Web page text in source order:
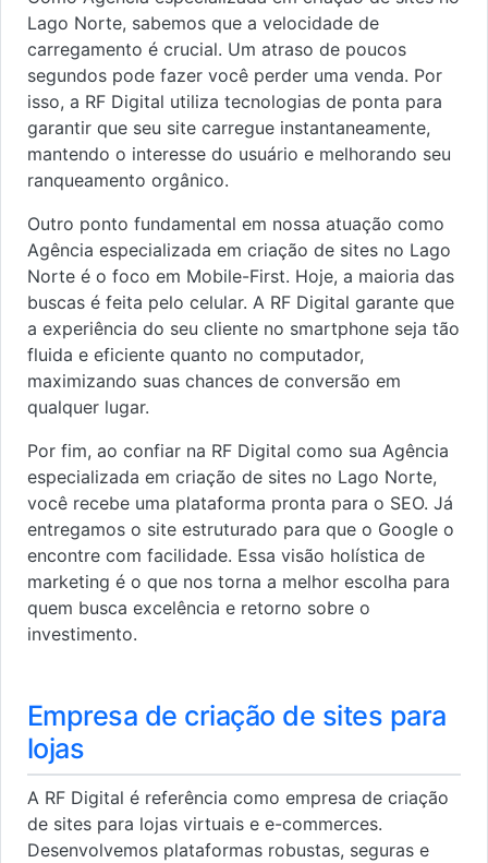
Lago Norte, sabemos que a velocidade de
carregamento é crucial. Um atraso de poucos
segundos pode fazer você perder uma venda. Por
isso, a RF Digital utiliza tecnologias de ponta para
garantir que seu site carregue instantaneamente,
mantendo o interesse do usuário e melhorando seu
ranqueamento orgânico.
Outro ponto fundamental em nossa atuação como
Agência especializada em criação de sites no Lago
Norte é o foco em Mobile-First. Hoje, a maioria das
buscas é feita pelo celular. A RF Digital garante que
a experiência do seu cliente no smartphone seja tão
fluida e eficiente quanto no computador,
maximizando suas chances de conversão em
qualquer lugar.
Por fim, ao confiar na RF Digital como sua Agência
especializada em criação de sites no Lago Norte,
você recebe uma plataforma pronta para o SEO. Já
entregamos o site estruturado para que o Google o
encontre com facilidade. Essa visão holística de
marketing é o que nos torna a melhor escolha para
quem busca excelência e retorno sobre o
investimento.
Empresa de criação de sites para
lojas
A RF Digital é referência como empresa de criação
de sites para lojas virtuais e e-commerces.
Desenvolvemos plataformas robustas, seguras e